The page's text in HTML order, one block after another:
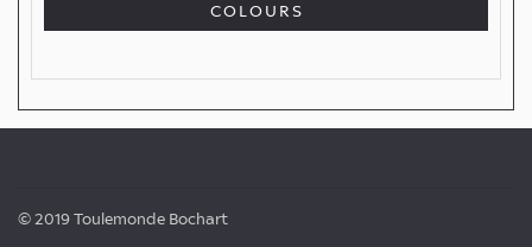
COLOURS
© 2019 Toulemonde Bochart